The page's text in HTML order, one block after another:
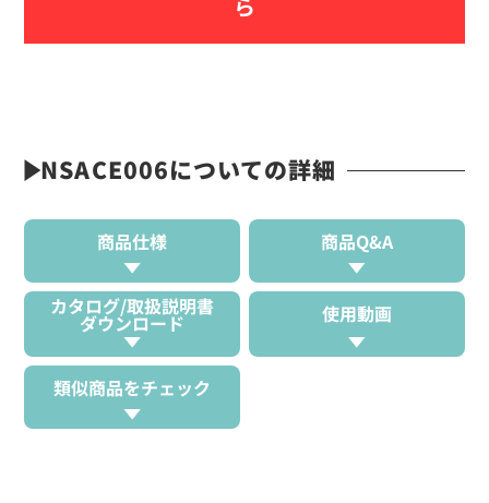
NSACE006についての詳細
商品仕様 商品Q&A
カタログ/取扱説明書
ダウンロード 使用動画
類似商品をチェック